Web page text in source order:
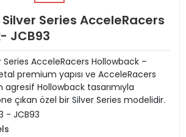
Series AcceleRacers
JCB93
Series AcceleRacers Hollowback –
premium yapısı ve AcceleRacers
Hollowback tasarımıyla
çıkan özel bir Silver Series modelidir.
- JCB93